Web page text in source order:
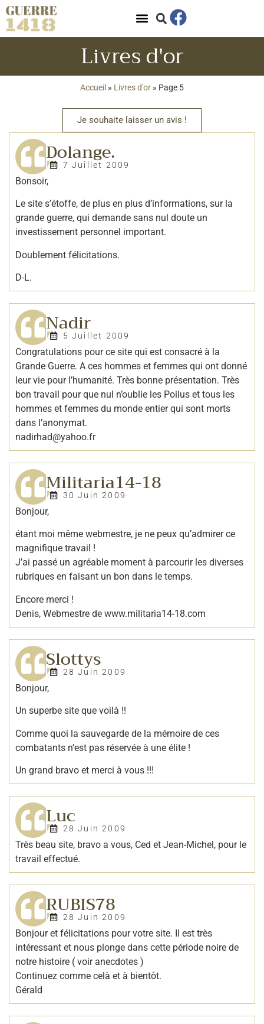
Panneau de gestion des cookies
Livres d'or
Accueil » Livres d'or » Page 5
Je souhaite laisser un avis !
Dolange.
7 Juillet 2009
Bonsoir,
Le site s’étoffe, de plus en plus d’informations, sur la
grande guerre, qui demande sans nul doute un
investissement personnel important.
Doublement félicitations.
D-L.
Nadir
5 Juillet 2009
Congratulations pour ce site qui est consacré à la
Grande Guerre. A ces hommes et femmes qui ont donné
leur vie pour l’humanité. Très bonne présentation. Très
bon travail pour que nul n’oublie les Poilus et tous les
hommes et femmes du monde entier qui sont morts
dans l’anonymat.
nadirhad@yahoo.fr
Militaria14-18
30 Juin 2009
Bonjour,
étant moi même webmestre, je ne peux qu’admirer ce
magnifique travail !
J’ai passé un agréable moment à parcourir les diverses
rubriques en faisant un bon dans le temps.
Encore merci !
Denis, Webmestre de www.militaria14-18.com
Slottys
28 Juin 2009
Bonjour,
Un superbe site que voilà !!
Comme quoi la sauvegarde de la mémoire de ces
combatants n’est pas réservée à une élite !
Un grand bravo et merci à vous !!!
Luc28 Juin 2009
Très beau site, bravo a vous, Ced et Jean-Michel, pour le
travail effectué.
RUBIS78
28 Juin 2009
Bonjour et félicitations pour votre site. Il est très
intéressant et nous plonge dans cette période noire de
notre histoire ( voir anecdotes )
Continuez comme celà et à bientôt.
Gérald